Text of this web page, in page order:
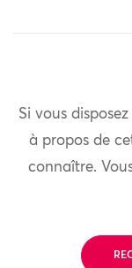
Si vous
à propos de
connaître.